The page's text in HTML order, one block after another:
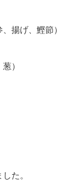
揚げ、鰹節）
）
た。